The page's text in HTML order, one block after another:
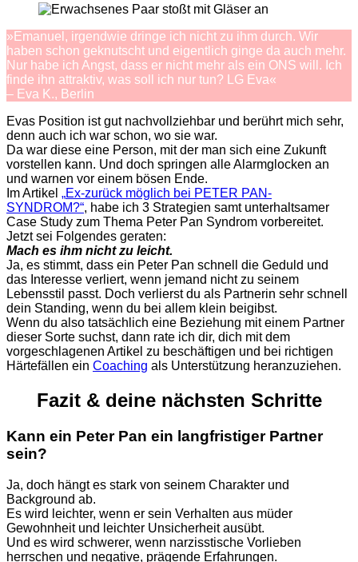
»Emanuel, irgendwie dringe ich nicht zu ihm durch. Wir
haben schon geknutscht und eigentlich ginge da auch mehr.
Nur habe ich Angst, dass er nicht mehr als ein ONS will. Ich
finde ihn attraktiv, was soll ich nur tun? LG Eva«
– Eva K., Berlin
Evas Position ist gut nachvollziehbar und berührt mich sehr,
denn auch ich war schon, wo sie war.
Da war diese eine Person, mit der man sich eine Zukunft
vorstellen kann. Und doch springen alle Alarmglocken an
und warnen vor einem bösen Ende.
m Artikel „Ex-zurück möglich bei PETER PAN-
SYNDROM?“, habe ich 3 Strategien samt unterhaltsamer
Case Study zum Thema Peter Pan Syndrom vorbereitet.
Jetzt sei Folgendes geraten:
Mach es ihm nicht zu leicht.
Ja, es stimmt, dass ein Peter Pan schnell die Geduld und
das Interesse verliert, wenn jemand nicht zu seinem
Lebensstil passt. Doch verlierst du als Partnerin sehr schnell
dein Standing, wenn du bei allem klein beigibst.
Wenn du also tatsächlich eine Beziehung mit einem Partner
dieser Sorte suchst, dann rate ich dir, dich mit dem
vorgeschlagenen Artikel zu beschäftigen und bei richtigen
Härtefällen ein Coaching als Unterstützung heranzuziehen.
Fazit& deine nächsten Schritte
Kann ein Peter Pan ein langfristigerPartner
sein?
Ja, doch hängt es stark von seinem Charakter und
Background ab.
Es wird leichter, wenn er sein Verhalten aus müder
Gewohnheit und leichter Unsicherheit ausübt.
Und es wird schwerer, wenn narzisstische Vorlieben
herrschen und negative, prägende Erfahrungen.